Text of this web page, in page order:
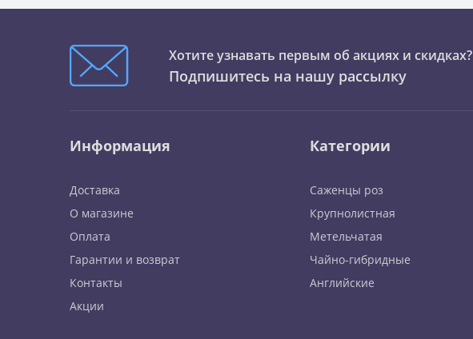
Хотите узнавать первым об акциях и скидках?
Подпишитесь на нашу рассылку
Информация
Доставка
О магазине
Оплата
Гарантии и возврат
Контакты
Акции
Категории
Саженцы роз
Крупнолистная
Метельчатая
Чайно-гибридные
Английские